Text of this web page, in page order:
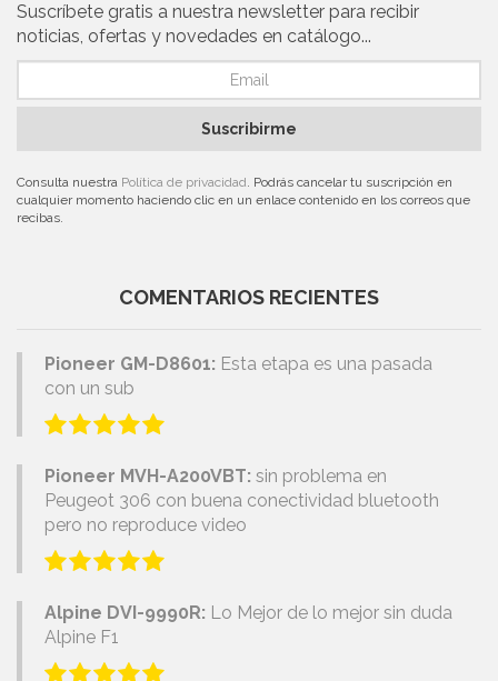
Suscríbete gratis a nuestra newsletter para recibir
noticias, ofertas y novedades en catálogo...
Suscribirme
Consulta nuestra Política de privacidad. Podrás cancelar tu suscripción en
cualquier momento haciendo clic en un enlace contenido en los correos que
recibas.
COMENTARIOS RECIENTES
Pioneer GM-D8601: Esta etapa es una pasada
con un sub
Pioneer MVH-A200VBT: sin problema en
Peugeot 306 con buena conectividad bluetooth
pero no reproduce video
Alpine DVI-9990R: Lo Mejor de lo mejor sin duda
Alpine F1